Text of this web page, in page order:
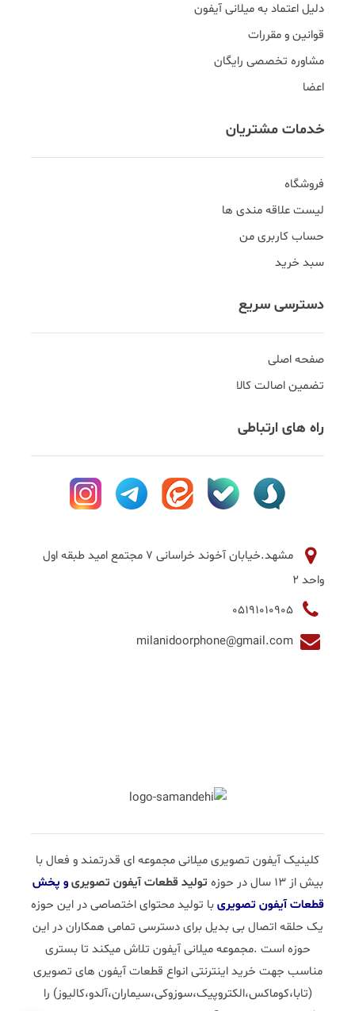
دلیل اعتماد به میلانی آیفون
قوانین و مقررات
مشاوره تخصصی رایگان
اعضا
خدمات مشتریان
فروشگاه
لیست علاقه مندی ها
حساب کاربری من
سبد خرید
دسترسی سریع
صفحه اصلی
تضمین اصالت کالا
راه های ارتباطی
مشهد.خیابان آخوند خراسانی 7 مجتمع امید طبقه اول
واحد 2
کلینیک آیفون تصویری میلانی مجموعه ای قدرتمند و فعال با
بیش از 13 سال در حوزه
تولید قطعات آیفون تصویریو پخش
قطعات آیفون تصویریبا تولید محتوای اختصاصی در این حوزه
یک حلقه اتصال بی بدیل برای دسترسی تمامی همکاران در این
حوزه است .مجموعه میلانی آیفون تلاش میکند تا بستری
مناسب جهت خرید اینترنتی انواع قطعات آیفون های تصویری
(تابا،کوماکس،الکتروپیک،سوزوکی،سیماران،آلدو،کالیوز) را